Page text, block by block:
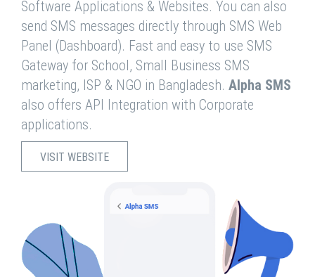
Software Applications & Websites. You can also
send SMS messages directly through SMS Web
Panel (Dashboard). Fast and easy to use SMS
Gateway for School, Small Business SMS
marketing, ISP & NGO in Bangladesh. Alpha SMS
also offers API Integration with Corporate
applications.
VISIT WEBSITE